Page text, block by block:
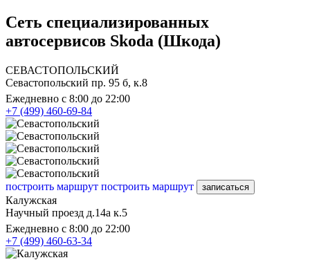
Сеть специализированных
автосервисов Skoda (Шкода)
СЕВАСТОПОЛЬСКИЙ
Севастопольский пр. 95 б, к.8
Ежедневно с 8:00 до 22:00
+7 (499) 460-69-84
построить маршрут построить маршрут записаться
Калужская
Научный проезд д.14а к.5
Ежедневно с 8:00 до 22:00
+7 (499) 460-63-34